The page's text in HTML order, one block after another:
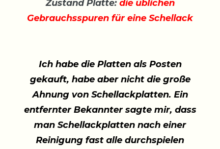
Zustand Platte:die üblichen
Gebrauchsspuren für eine Schellack
Ich habe die Platten als Posten
gekauft, habe aber nicht die große
Ahnung von Schellackplatten. Ein
entfernter Bekannter sagte mir, dass
man Schellackplatten nach einer
Reinigung fast alle durchspielen